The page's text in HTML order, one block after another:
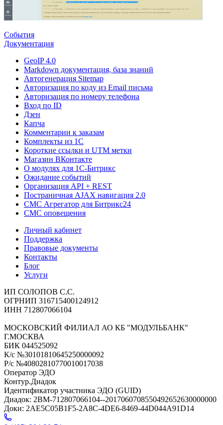
События
Документация
GeoIP 4.0
Markdown документация, база знаний
Автогенерация Sitemap
Авторизация по коду из Email письма
Авторизация по номеру телефона
Вход по ID
Дзен
Капча
Комментарии к заказам
Комплекты из 1C
Короткие ссылки и UTM метки
Магазин ВКонтакте
О модулях для 1С-Битрикс
Ожидание событий
Организация API + REST
Постраничная AJAX навигация 2.0
СМС Агрегатор для Битрикс24
СМС оповещения
Личный кабинет
Поддержка
Правовые документы
Контакты
Блог
Услуги
ИП СОЛОПОВ С.С.
ОГРНИП 316715400124912
ИНН 712807066104
МОСКОВСКИЙ ФИЛИАЛ АО КБ "МОДУЛЬБАНК"
Г.МОСКВА
БИК 044525092
К/с №30101810645250000092
Р/с №40802810770010017038
Оператор ЭДО
Контур.Диадок
Идентификатор участника ЭДО (GUID)
Диадок: 2BM-712807066104--2017060708550492652630000000
Доки: 2AE5C05B1F5-2A8C-4DE6-8469-44D044A91D14